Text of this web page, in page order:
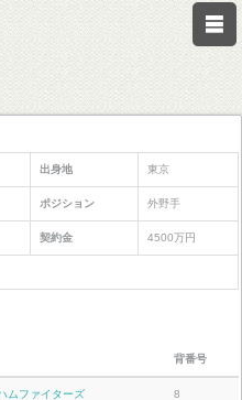
出身地 東京
ポジション 外野手
契約金 4500万円
背番号
ムファイターズ 8